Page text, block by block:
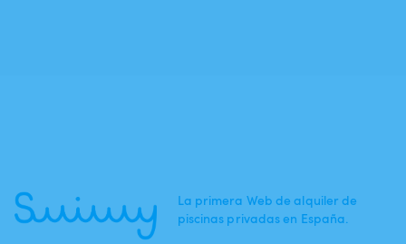
La primera Web de alquiler de
piscinas privadas en España.